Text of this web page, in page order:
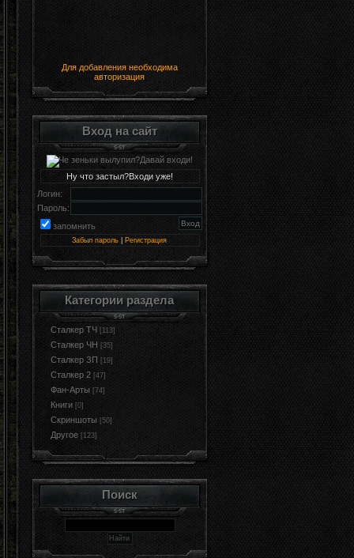
Для добавления необходима
авторизация
Вход на сайт
Ну что застыл?Входи уже!
Логин:
Пароль:
запомнить
Забыл пароль Регистрация
Категории раздела
Сталкер ТЧ [113]
Сталкер ЧН [35]
Сталкер ЗП [19]
Сталкер 2 [47]
Фан-Арты [74]
Книги [0]
Cкриншоты [50]
Другое [123]
Поиск